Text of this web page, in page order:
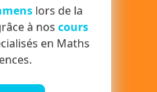
lors de la
à noscours
en Maths